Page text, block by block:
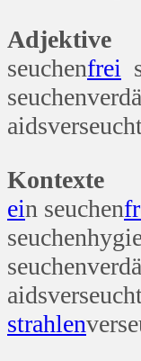
Adjektive
seuchenfrei
Kontexte
ein seuchen
strahlen